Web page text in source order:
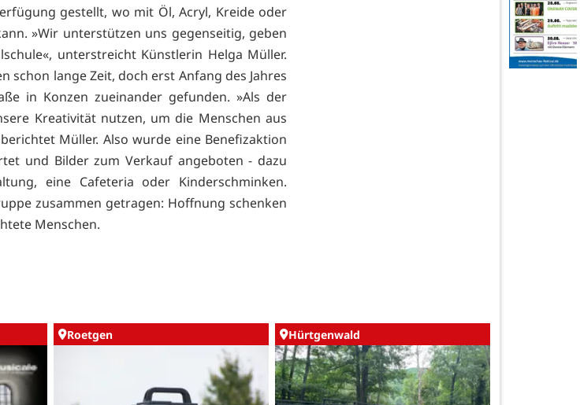
gestellt, wo mit Öl, Acryl, Kreide oder
»Wir unterstützen uns gegenseitig, geben
unterstreicht Künstlerin Helga Müller.
schon lange Zeit, doch erst Anfang des Jahres
in Konzen zueinander gefunden. »Als der
Kreativität nutzen, um die Menschen aus
Müller. Also wurde eine Benefizaktion
und Bilder zum Verkauf angeboten - dazu
eine Cafeteria oder Kinderschminken.
zusammen getragen: Hoffnung schenken
Menschen.
Roetgen Hürtgenwald